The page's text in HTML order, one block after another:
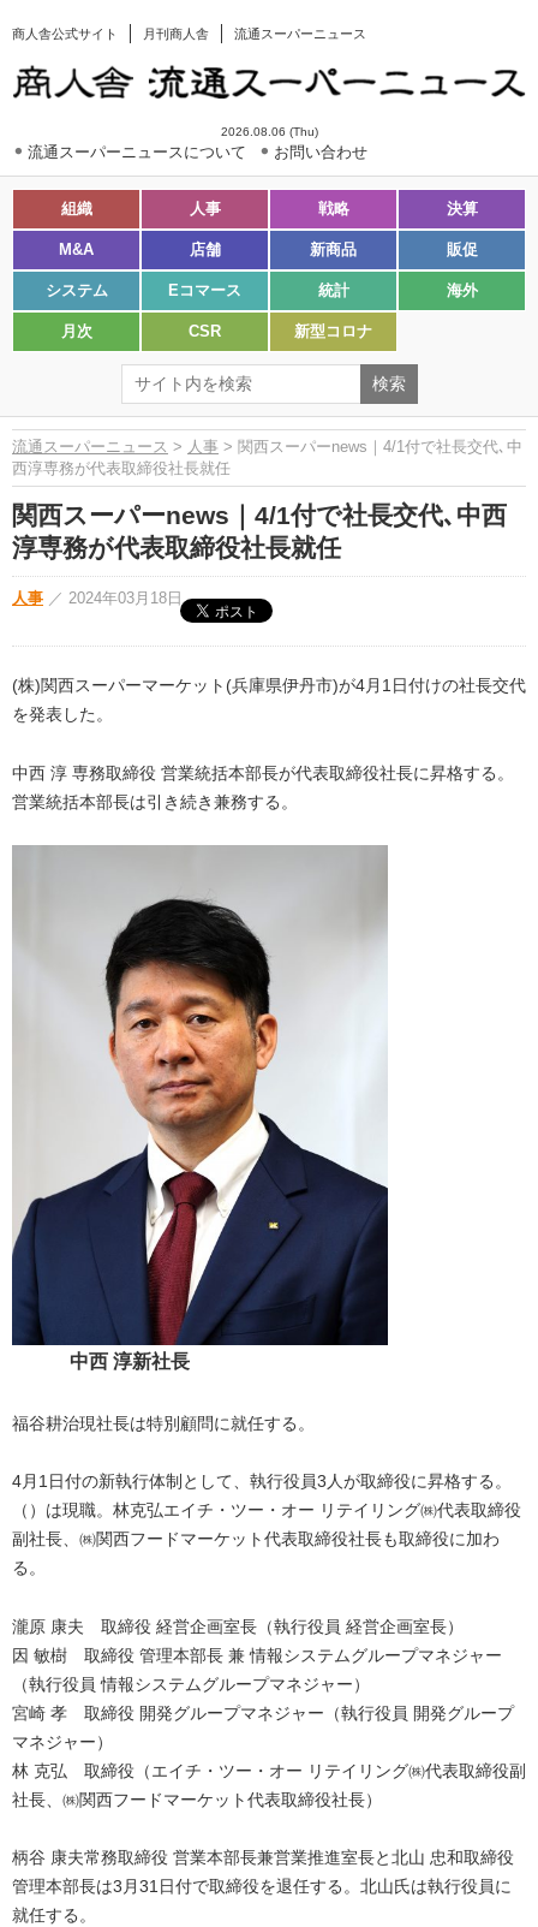
商人舎公式サイト 月刊商人舎 流通スーパーニュース
2026.08.06 (Thu)
流通スーパーニュースについて お問い合わせ
組織 人事 戦略 決算
M&A 店舗 新商品 販促
システム Eコマース 統計 海外
月次 CSR 新型コロナ
流通スーパーニュース > 人事 > 関西スーパーnews｜4/1付で社長交代､中
西淳専務が代表取締役社長就任
関西スーパーnews｜4/1付で社長交代､中西
淳専務が代表取締役社長就任
人事 ／ 2024年03月18日
(株)関西スーパーマーケット(兵庫県伊丹市)が4月1日付けの社長交代
を発表した。
中西 淳 専務取締役 営業統括本部長が代表取締役社長に昇格する。
営業統括本部長は引き続き兼務する。
中西 淳新社長
福谷耕治現社長は特別顧問に就任する。
4月1日付の新執行体制として、執行役員3人が取締役に昇格する。
（）は現職。林克弘エイチ・ツー・オー リテイリング㈱代表取締役
副社長、㈱関西フードマーケット代表取締役社長も取締役に加わ
る。
瀧原 康夫 取締役 経営企画室長（執行役員 経営企画室長）
因 敏樹 取締役 管理本部長 兼 情報システムグループマネジャー
（執行役員 情報システムグループマネジャー）
宮崎 孝 取締役 開発グループマネジャー（執行役員 開発グループ
マネジャー）
林 克弘 取締役（エイチ・ツー・オー リテイリング㈱代表取締役副
社長、㈱関西フードマーケット代表取締役社長）
柄谷 康夫常務取締役 営業本部長兼営業推進室長と北山 忠和取締役
管理本部長は3月31日付で取締役を退任する。北山氏は執行役員に
就任する。